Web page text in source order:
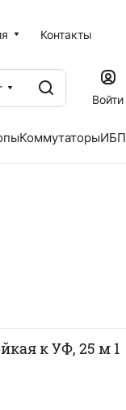
Контакты
Войти
КоммутаторыИБП
к УФ, 25 м 1